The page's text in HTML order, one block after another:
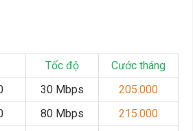
Tốc độ
Cước tháng
30 Mbps
205.000
80 Mbps
215.000